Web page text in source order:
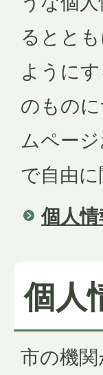
るとと
ように
のもの
ムペー
で自由
個人
個人
市の機